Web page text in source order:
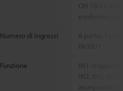
ON 18 V o
o inferiore,
Numero di ingressi
6 porte, 3
Funzione
assegnando